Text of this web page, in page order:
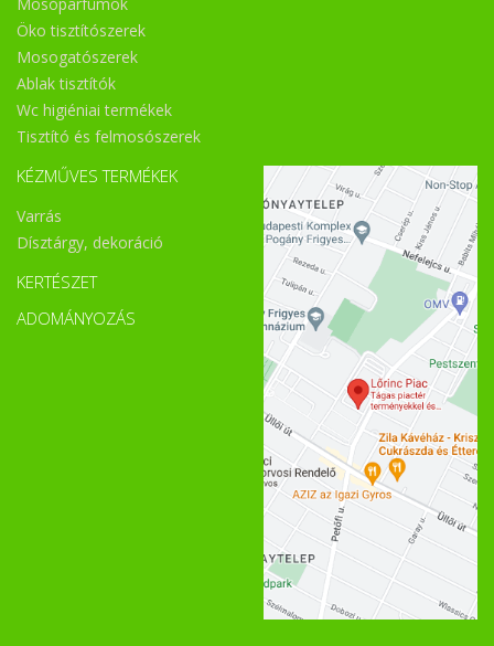
Öko tisztítószerek
Mosogatószerek
Ablak tisztítók
Wc higiéniai termékek
Tisztító és felmosószerek
KÉZMŰVES TERMÉKEK
Varrás
Dísztárgy, dekoráció
KERTÉSZET
ADOMÁNYOZÁS